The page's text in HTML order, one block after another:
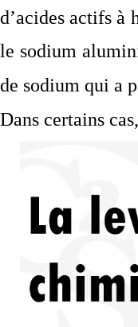
d’acides actifs à
le sodium
de sodium qui a
Dans certains